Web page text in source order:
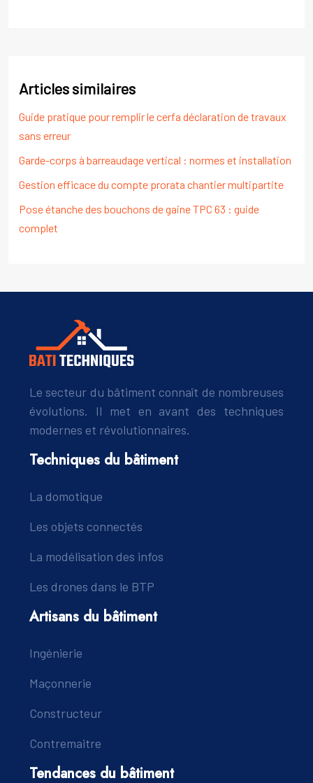
Articles similaires
Guide pratique pour remplir le cerfa déclaration de travaux
sans erreur
Garde-corps à barreaudage vertical : normes et installation
Gestion efficace du compte prorata chantier multipartite
Pose étanche des bouchons de gaine TPC 63 : guide
complet
Le secteur du bâtiment connaît de nombreuses
évolutions. Il met en avant des techniques
modernes et révolutionnaires.
Techniques du bâtiment
La domotique
Les objets connectés
La modélisation des infos
Les drones dans le BTP
Artisans du bâtiment
Ingénierie
Maçonnerie
Constructeur
Contremaitre
Tendances du bâtiment